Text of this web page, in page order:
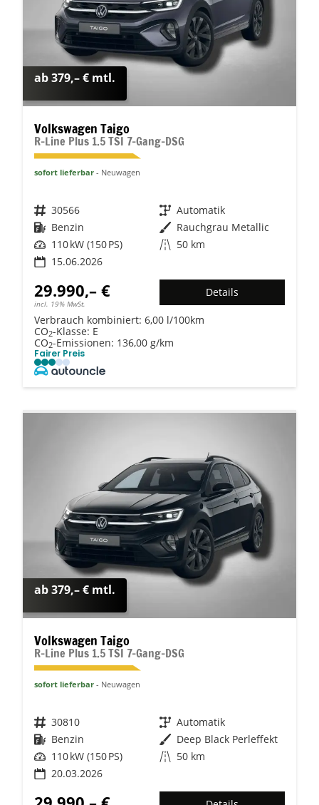
ab 379,– € mtl.
Volkswagen Taigo
R-Line Plus 1.5 TSI 7-Gang-DSG
sofort lieferbar Neuwagen
Fahrzeugnr. 30566 Getriebe Automatik
Kraftstoff Benzin Außenfarbe Rauchgrau Metallic
Leistung 110 kW (150 PS) Kilometerstand 50 km
15.06.2026
29.990,– €
incl. 19% MwSt.
Details
Verbrauch kombiniert: 6,00 l/100km
CO2-Klasse: E
CO2-Emissionen: 136,00 g/km
Fairer Preis
ab 379,– € mtl.
Volkswagen Taigo
R-Line Plus 1.5 TSI 7-Gang-DSG
sofort lieferbar Neuwagen
Fahrzeugnr. 30810 Getriebe Automatik
Kraftstoff Benzin Außenfarbe Deep Black Perleffekt
Leistung 110 kW (150 PS) Kilometerstand 50 km
20.03.2026